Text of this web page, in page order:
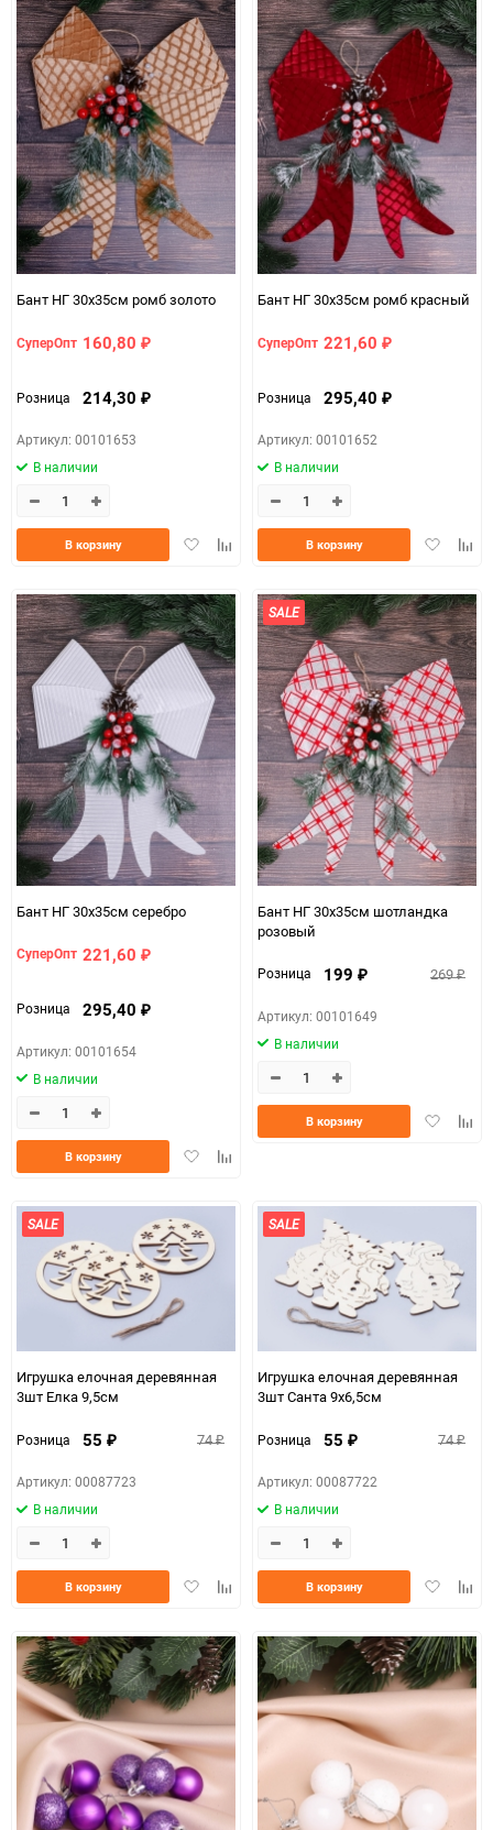
Бант НГ 30х35см ромб золото
СуперОпт 160,80 ₽
Розница 214,30 ₽
Артикул: 00101653
В наличии
ДобавитьДобавить
В корзину
Бант НГ 30х35см ромб красный
СуперОпт 221,60 ₽
Розница 295,40 ₽
Артикул: 00101652
В наличии
Добавить
В корзину
Бант НГ 30х35см серебро
СуперОпт 221,60 ₽
Розница 295,40 ₽
Артикул: 00101654
В наличии
ДобавитьДобавить
В корзину
SALE
Бант НГ 30х35см шотландка
розовый
Розница 199 ₽ 269₽
Артикул: 00101649
В наличии
Добавить
В корзину
SALE
Игрушка елочная деревянная
3шт Елка 9,5см
Розница 55 ₽ 74₽
Артикул: 00087723
В наличии
ДобавитьДобавить
В корзину
SALE
Игрушка елочная деревянная
3шт Санта 9х6,5см
Розница 55 ₽ 74₽
Артикул: 00087722
В наличии
Добавить
В корзину